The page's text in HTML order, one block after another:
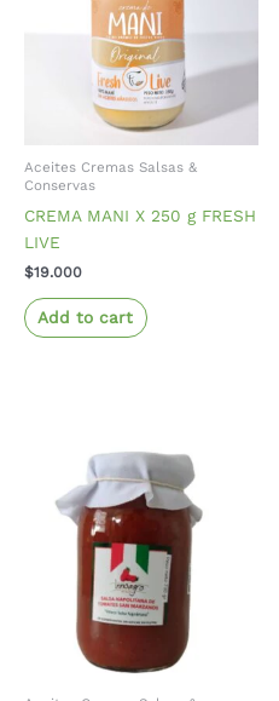
Aceites Cremas Salsas &
Conservas
CREMA MANI X 250 g FRESH
LIVE
$19.000
Add to cart